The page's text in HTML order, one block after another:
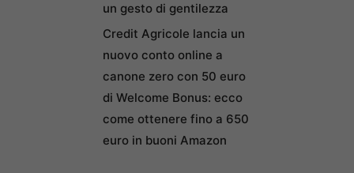
un gesto di gentilezza
Credit Agricole lancia un
nuovo conto online a
canone zero con 50 euro
di Welcome Bonus: ecco
come ottenere fino a 650
euro in buoni Amazon